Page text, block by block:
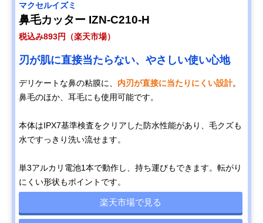
マクセルイズミ
鼻毛カッター IZN-C210-H
税込み893円（楽天市場）
刃が肌に直接当たらない、やさしい使い心地
デリケートな鼻の粘膜に、 内刃が直接に当たりにくい設計。
鼻毛のほか、耳毛にも使用可能です。
本体はIPX7基準検査をクリアした防水性能があり、毛クズも
水ですっきり洗い流せます。
単3アルカリ電池1本で動作し、持ち運びもできます。転がり
にくい形状もポイントです。
楽天市場で見る